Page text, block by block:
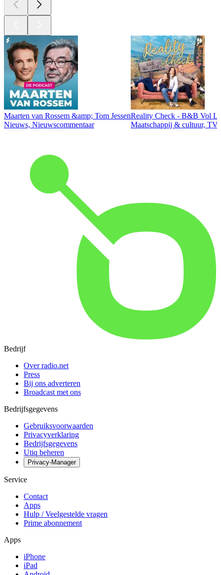
Maarten van Rossem &amp; Tom Jessen
Nieuws, Nieuwscommentaar
Reality Check - B&B Vol
Maatschappij & cultuur,
Bedrijf
Over radio.net
Press
Bij ons adverteren
Broadcast met ons
Bedrijfsgegevens
Gebruiksvoorwaarden
Privacyverklaring
Bedrijfsgegevens
Utiq beheren
Privacy-Manager
Service
Contact
Apps
Hulp / Veelgestelde vragen
Prime abonnement
Apps
iPhone
iPad